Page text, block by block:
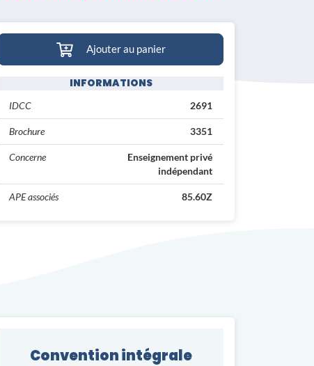
Ajouter au panier
INFORMATIONS
IDCC 2691
Brochure 3351
Concerne
Enseignement privé
indépendant
APE associés 85.60Z
Convention intégrale